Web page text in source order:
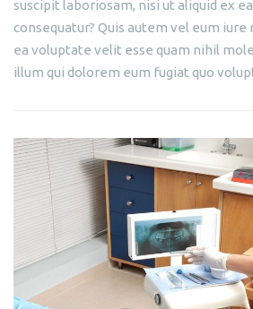
suscipit laboriosam, nisi ut aliquid ex
consequatur? Quis autem vel eum
ea voluptate velit esse quam nihil
illum qui dolorem eum fugiat quo